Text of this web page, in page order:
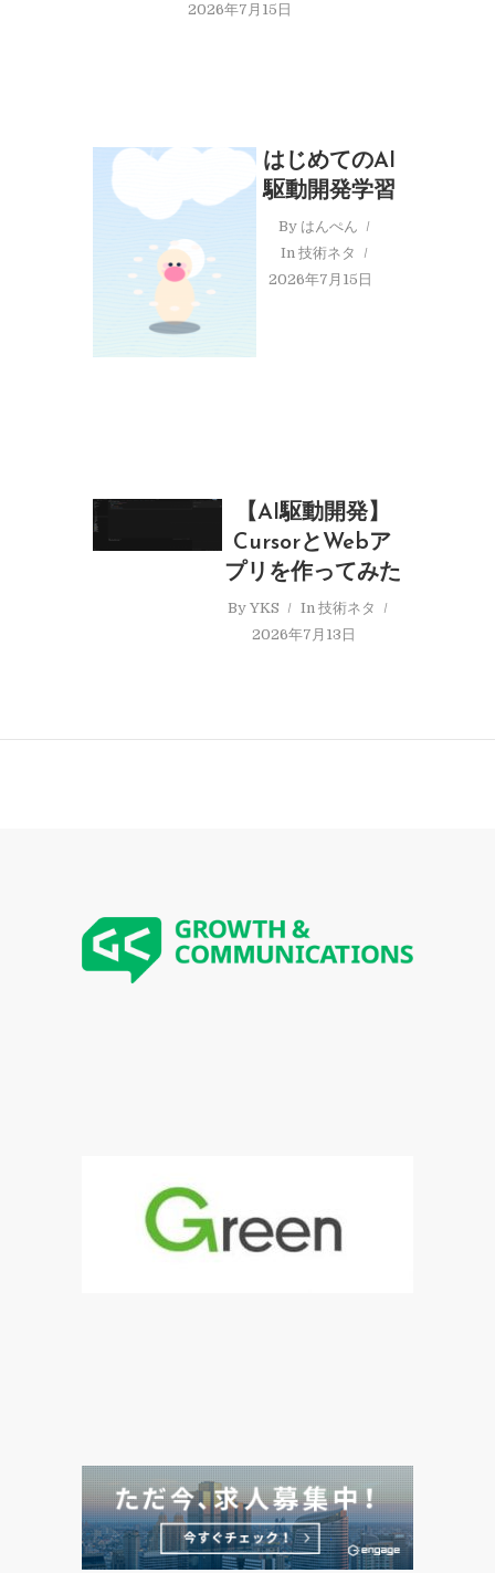
2026年7月15日
はじめてのAI
駆動開発学習
By はんぺん
In技術ネタ
2026年7月15日
【AI駆動開発】
CursorとWebア
プリを作ってみた
ByYKS In技術ネタ
2026年7月13日